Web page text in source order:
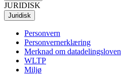
JURIDISK
Juridisk
Personvern
Personvernerklæring
Merknad om datadelingsloven
WLTP
Miljø